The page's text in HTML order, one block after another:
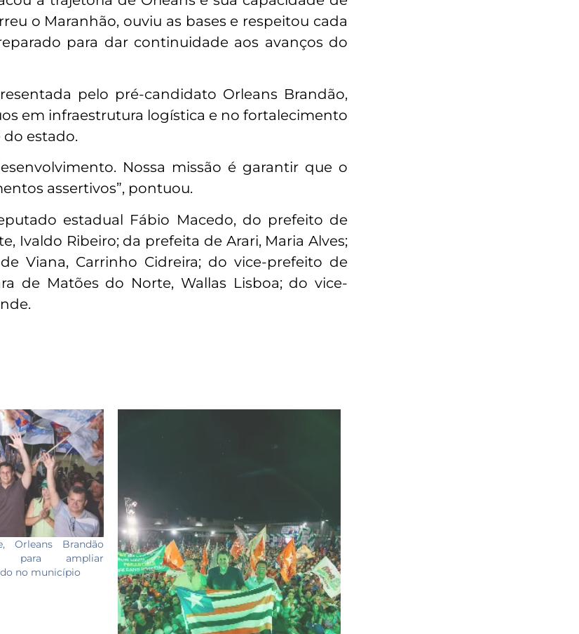
o Maranhão, ouviu as bases e respeitou cada
para dar continuidade aos avanços do
pelo pré-candidato Orleans Brandão,
em infraestrutura logística e no fortalecimento
estado.
Nossa missão é garantir que o
assertivos”, pontuou.
estadual Fábio Macedo, do prefeito de
Ivaldo Ribeiro; da prefeita de Arari, Maria Alves;
Viana, Carrinho Cidreira; do vice-prefeito de
de Matões do Norte, Wallas Lisboa; do vice-
Orleans Brandão
para ampliar
no município